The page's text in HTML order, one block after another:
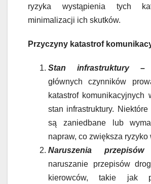
ryzyka wystąpienia tych
minimalizacji ich skutków.
Przyczyny katastrof
Stan infrastruktury–
głównych czynników
katastrof komunikacyjnych
stan infrastruktury.
są zaniedbane lub
napraw, co zwiększa ryzyko
Naruszenia przepisów
naruszanie przepisów
kierowców, takie jak